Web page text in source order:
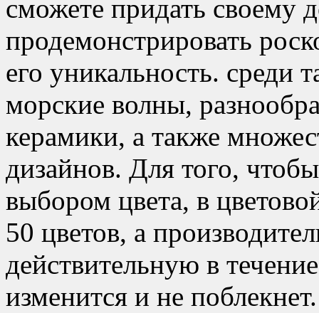
сможете придать своему
продемонстрировать
его уникальность. среди
морские волны,
керамики, а также
дизайнов. Для того,
выбором цвета, в
50 цветов, а
действительную в
изменится и не поблекнет.